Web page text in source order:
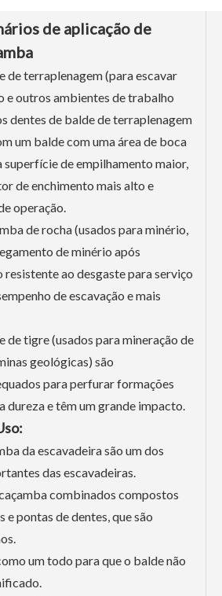
de aplicação de
de terraplenagem (para escavar
e outros ambientes de trabalho
dentes de balde de terraplenagem
um balde com uma área de boca
superfície de empilhamento maior,
de enchimento mais alto e
operação.
de rocha (usados ​​para minério,
de minério após
resistente ao desgaste para serviço
de escavação e mais
de tigre (usados ​​para mineração de
geológicas) são
para perfurar formações
dureza e têm um grande impacto.
da escavadeira são um dos
das escavadeiras.
combinados compostos
e pontas de dentes, que são
um todo para que o balde não